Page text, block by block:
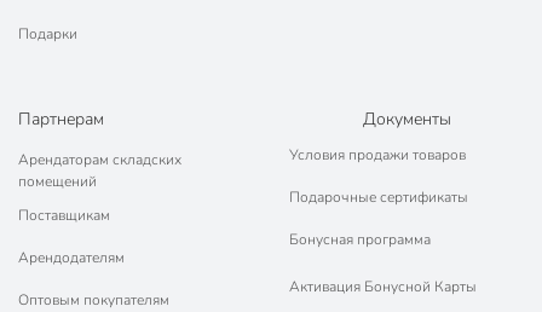
Подарки
Партнерам
Арендаторам складских
помещений
Поставщикам
Арендодателям
Оптовым покупателям
Документы
Условия продажи товаров
Подарочные сертификаты
Бонусная программа
Активация Бонусной Карты